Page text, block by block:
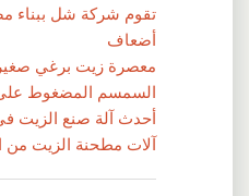
تقوم شركة شل ببناء
أضعاف
معصرة زيت برغي
السمسم المضغوط على
أحدث آلة صنع الزيت
آلات مطحنة الزيت من